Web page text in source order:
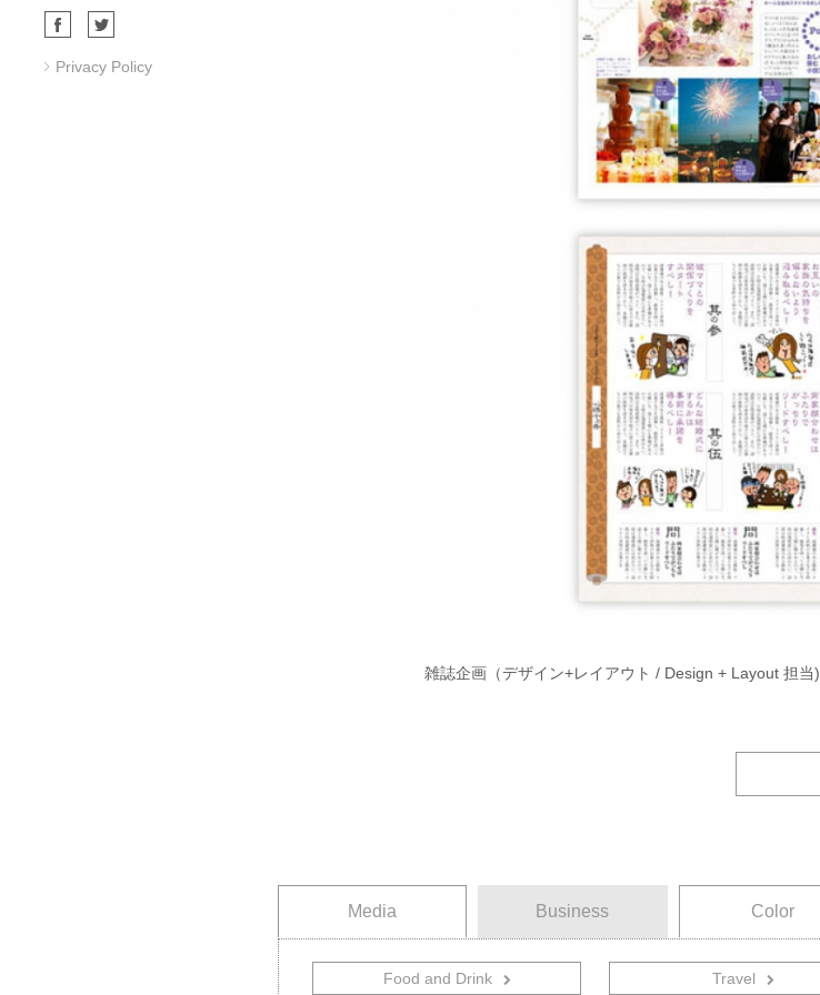
Privacy Policy
雑誌企画（デザイン+レイアウト / Design + Layout 担当)
Media Business Color
Food and Drink Travel
旅行 音楽関連